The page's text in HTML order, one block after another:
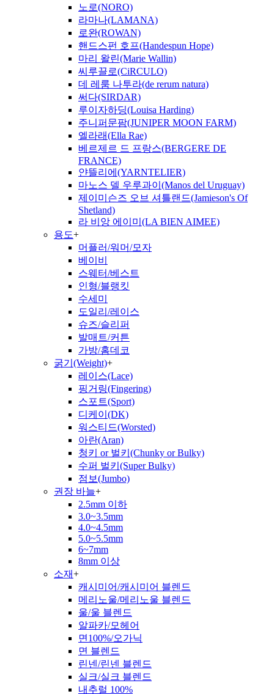
노로(NORO)
라마나(LAMANA)
로완(ROWAN)
핸드스펀 호프(Handespun Hope)
마리 왈린(Marie Wallin)
씨루끌로(CiRCULO)
데 레룸 나투라(de rerum natura)
써다(SIRDAR)
루이자하딩(Louisa Harding)
주니퍼문팜(JUNIPER MOON FARM)
엘라래(Ella Rae)
베르제르 드 프랑스(BERGERE DE
FRANCE)
얀뜰리에(YARNTELIER)
마노스 델 우루과이(Manos del Uruguay)
제이미슨즈 오브 셔틀랜드(Jamieson's Of
Shetland)
라 비앙 에이미(LA BIEN AIMEE)
용도+
머플러/워머/모자
베이비
스웨터/베스트
인형/블랭킷
수세미
도일리/레이스
슈즈/슬리퍼
발매트/커튼
가방/홈데코
굵기(Weight)+
레이스(Lace)
핑거링(Fingering)
스포트(Sport)
디케이(DK)
워스티드(Worsted)
아란(Aran)
청키 or 벌키(Chunky or Bulky)
수퍼 벌키(Super Bulky)
점보(Jumbo)
권장 바늘+
2.5mm 이하
3.0~3.5mm
4.0~4.5mm
5.0~5.5mm
6~7mm
8mm 이상
소재+
캐시미어/캐시미어 블렌드
메리노울/메리노울 블렌드
울/울 블렌드
알파카/모헤어
면100%/오가닉
면 블렌드
린넨/린넨 블렌드
실크/실크 블렌드
내추럴 100%